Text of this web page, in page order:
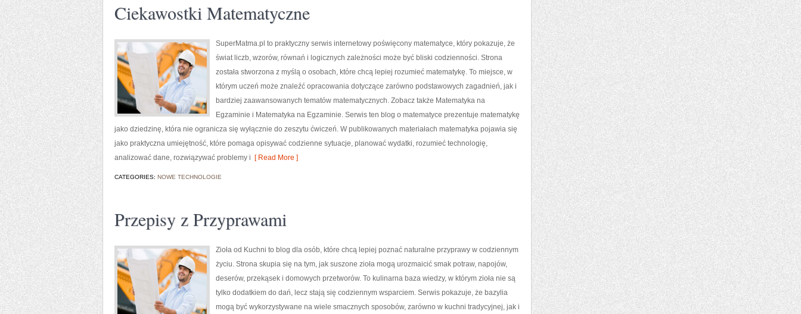
Ciekawostki Matematyczne
SuperMatma.pl to praktyczny serwis internetowy poświęcony matematyce, który pokazuje, że
świat liczb, wzorów, równań i logicznych zależności może być bliski codzienności. Strona
została stworzona z myślą o osobach, które chcą lepiej rozumieć matematykę. To miejsce, w
którym uczeń może znaleźć opracowania dotyczące zarówno podstawowych zagadnień, jak i
bardziej zaawansowanych tematów matematycznych. Zobacz także Matematyka na
Egzaminie i Matematyka na Egzaminie. Serwis ten blog o matematyce prezentuje matematykę
jako dziedzinę, która nie ogranicza się wyłącznie do zeszytu ćwiczeń. W publikowanych materiałach matematyka pojawia się
jako praktyczna umiejętność, które pomaga opisywać codzienne sytuacje, planować wydatki, rozumieć technologię,
analizować dane, rozwiązywać problemy i [ Read More ]
CATEGORIES: NOWE TECHNOLOGIE
Przepisy z Przyprawami
Zioła od Kuchni to blog dla osób, które chcą lepiej poznać naturalne przyprawy w codziennym
życiu. Strona skupia się na tym, jak suszone zioła mogą urozmaicić smak potraw, napojów,
deserów, przekąsek i domowych przetworów. To kulinarna baza wiedzy, w którym zioła nie są
tylko dodatkiem do dań, lecz stają się codziennym wsparciem. Serwis pokazuje, że bazylia
mogą być wykorzystywane na wiele smacznych sposobów, zarówno w kuchni tradycyjnej, jak i